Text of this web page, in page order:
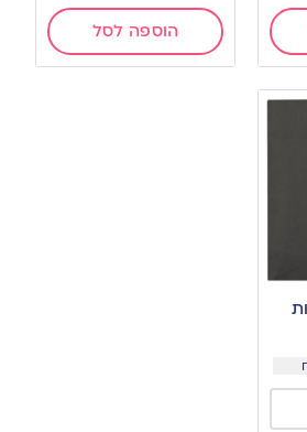
הוספה לסל